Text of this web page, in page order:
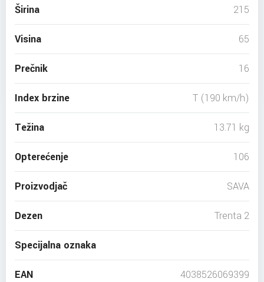
Širina 215
Visina 65
Prečnik 16
Index brzine T (190 km/h)
Težina 13.71 kg
Opterećenje 106
Proizvodjač SAVA
Dezen Trenta 2
Specijalna oznaka
EAN 4038526069399